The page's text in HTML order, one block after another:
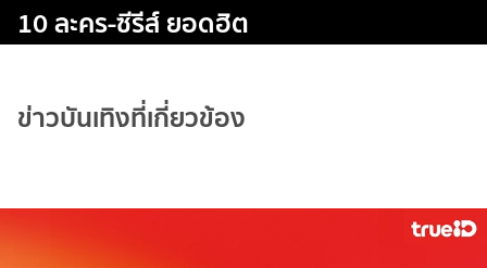
10 ละคร-ซีรีส์ ยอดฮิต
ข่าวบันเทิงที่เกี่ยวข้อง